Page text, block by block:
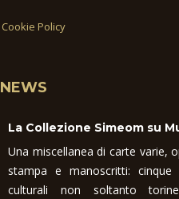
Cookie Policy
NEWS
La Collezione Simeom su
Una miscellanea di carte varie,
stampa e manoscritti:
culturali non soltanto